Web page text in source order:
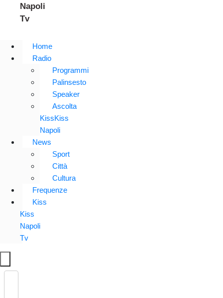
Napoli
Tv
Home
Radio
Programmi
Palinsesto
Speaker
Ascolta
KissKiss
Napoli
News
Sport
Città
Cultura
Frequenze
Kiss
Kiss
Napoli
Tv